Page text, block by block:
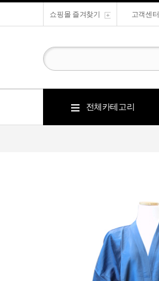
쇼핑몰 즐겨찾기 고객센터
전체카테고리